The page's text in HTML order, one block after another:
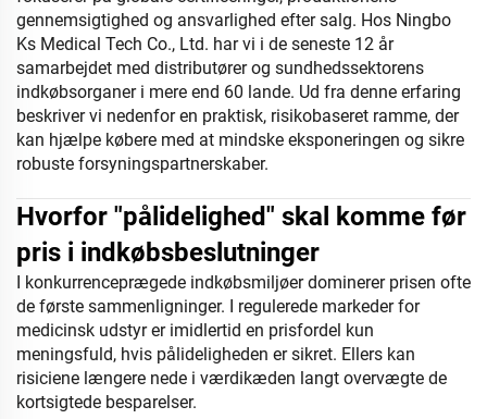
gennemsigtighed og ansvarlighed efter salg. Hos Ningbo
Ks Medical Tech Co., Ltd. har vi i de seneste 12 år
samarbejdet med distributører og sundhedssektorens
indkøbsorganer i mere end 60 lande. Ud fra denne erfaring
beskriver vi nedenfor en praktisk, risikobaseret ramme, der
kan hjælpe købere med at mindske eksponeringen og sikre
robuste forsyningspartnerskaber.
Hvorfor "pålidelighed" skal komme før
pris i indkøbsbeslutninger
I konkurrenceprægede indkøbsmiljøer dominerer prisen ofte
de første sammenligninger. I regulerede markeder for
medicinsk udstyr er imidlertid en prisfordel kun
meningsfuld, hvis pålideligheden er sikret. Ellers kan
risiciene længere nede i værdikæden langt overvægte de
kortsigtede besparelser.